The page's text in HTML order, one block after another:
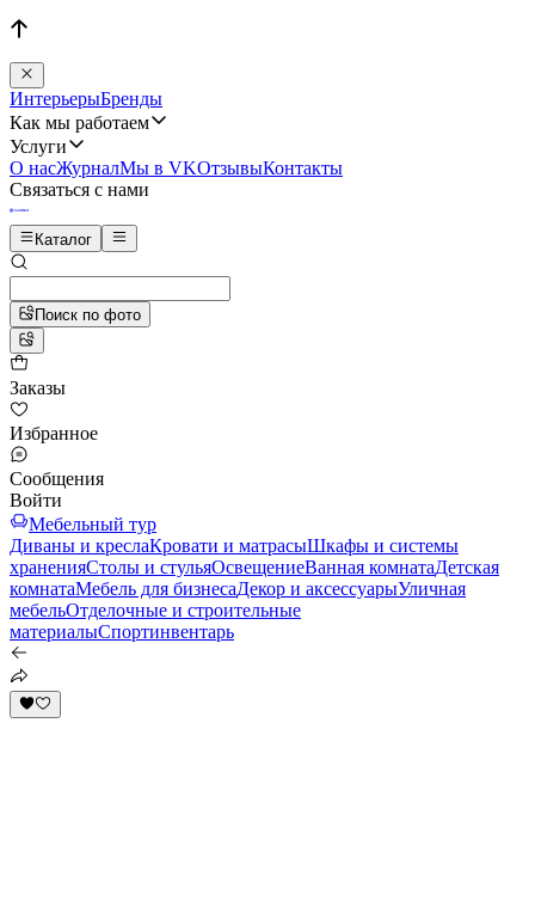
ИнтерьерыБренды
Как мы работаем
Услуги
О насЖурналМы в VKОтзывыКонтакты
Связаться с нами
Каталог
Поиск по фото
Заказы
Избранное
Сообщения
Войти
Мебельный тур
Диваны и креслаКровати и матрасыШкафы и системы
храненияСтолы и стульяОсвещениеВанная комнатаДетская
комнатаМебель для бизнесаДекор и аксессуарыУличная
мебельОтделочные и строительные
материалыСпортинвентарь